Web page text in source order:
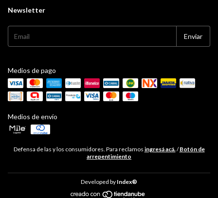
Newsletter
Medios de pago
Medios de envío
Defensa de las y los consumidores. Para reclamos ingresá acá./ Botón de
arrepentimiento
Developed by Index®